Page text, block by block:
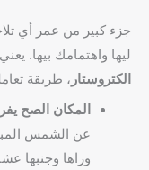
جزء كبير من عمر أي
ليها واهتمامك بيها.
الكتروستار ، طريقة
المكان الصح
عن الشمس
وراها وجنبها